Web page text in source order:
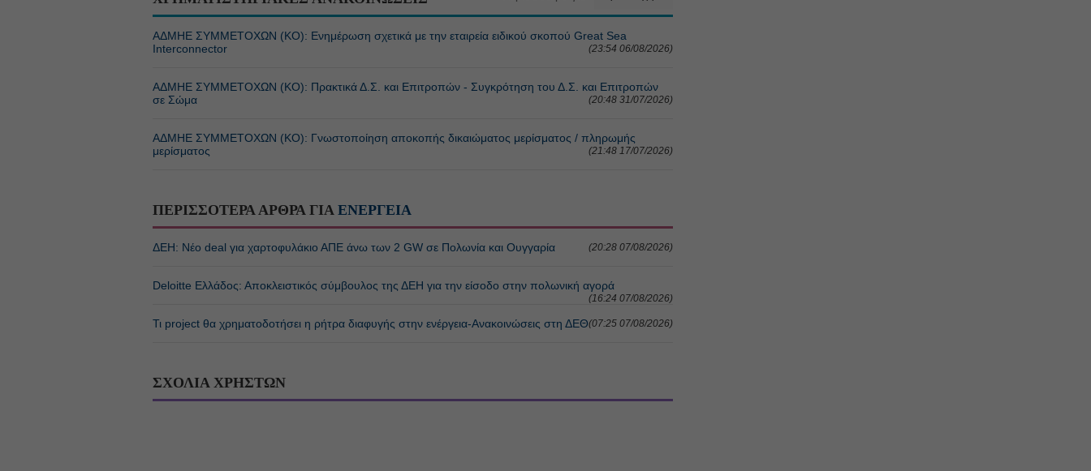
ΑΔΜΗΕ ΣΥΜΜΕΤΟΧΩΝ (KO): Ενημέρωση σχετικά με την εταιρεία ειδικού σκοπού Great Sea
Interconnector
(23:54 06/08/2026)
ΑΔΜΗΕ ΣΥΜΜΕΤΟΧΩΝ (KO): Πρακτικά Δ.Σ. και Επιτροπών - Συγκρότηση του Δ.Σ. και Επιτροπών
σε Σώμα
(20:48 31/07/2026)
ΑΔΜΗΕ ΣΥΜΜΕΤΟΧΩΝ (KO): Γνωστοποίηση αποκοπής δικαιώματος μερίσματος / πληρωμής
μερίσματος
(21:48 17/07/2026)
ΠΕΡΙΣΣΟΤΕΡΑ ΑΡΘΡΑ ΓΙΑ ΕΝΕΡΓΕΙΑ
ΔΕΗ: Νέο deal για χαρτοφυλάκιο ΑΠΕ άνω των 2 GW σε Πολωνία και Ουγγαρία (20:28 07/08/2026)
Deloitte Ελλάδος: Αποκλειστικός σύμβουλος της ΔΕΗ για την είσοδο στην πολωνική αγορά
(16:24 07/08/2026)
Τι project θα χρηματοδοτήσει η ρήτρα διαφυγής στην ενέργεια-Ανακοινώσεις στη ΔΕΘ(07:25 07/08/2026)
ΣΧΟΛΙΑ ΧΡΗΣΤΩΝ